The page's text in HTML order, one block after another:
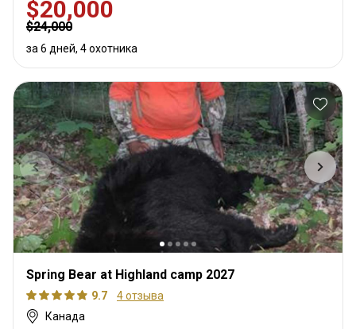
$20,000
$24,000
за 6 дней, 4 охотника
Spring Bear at Highland camp 2027
9.7
4 отзыва
Канада